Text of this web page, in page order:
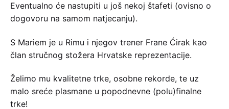
Eventualno će nastupiti u još nekoj štafeti (ovisno o
dogovoru na samom natjecanju).
S Mariem je u Rimu i njegov trener Frane Ćirak kao
član stručnog stožera Hrvatske reprezentacije.
Želimo mu kvalitetne trke, osobne rekorde, te uz
malo sreće plasmane u popodnevne (polu)finalne
trke!